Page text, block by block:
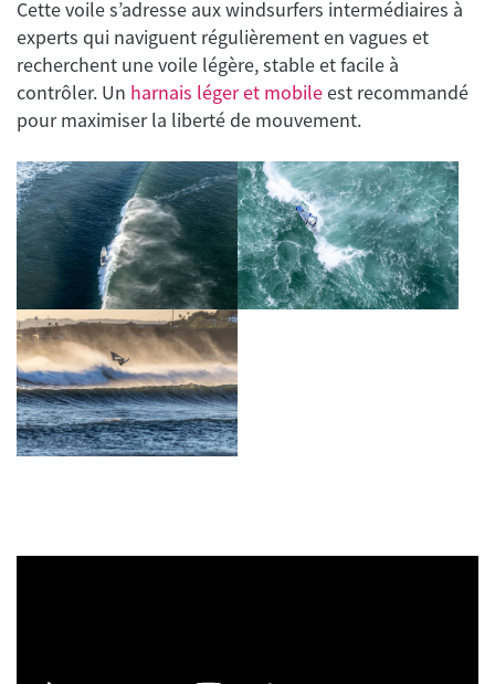
Cette voile s’adresse aux windsurfers intermédiaires à
experts qui naviguent régulièrement en vagues et
recherchent une voile légère, stable et facile à
contrôler. Un harnais léger et mobileest recommandé
pour maximiser la liberté de mouvement.